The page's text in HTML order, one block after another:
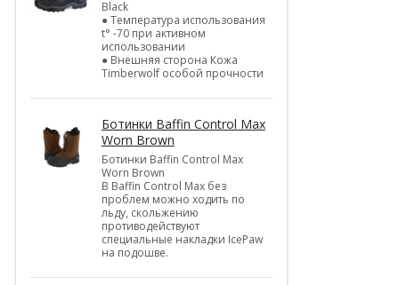
Black
● Температура использования
t° -70 при активном
использовании
● Внешняя сторона Кожа
Timberwolf особой прочности
Ботинки Baffin Control Max
Worn Brown
Ботинки Baffin Control Max
Worn Brown
В Baffin Control Max без
проблем можно ходить по
льду, скольжению
противодействуют
специальные накладки IcePaw
на подошве.